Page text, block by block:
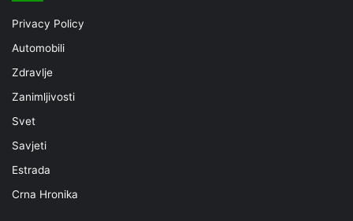
Privacy Policy
Automobili
Zdravlje
Zanimljivosti
Svet
Savjeti
Estrada
Crna Hronika